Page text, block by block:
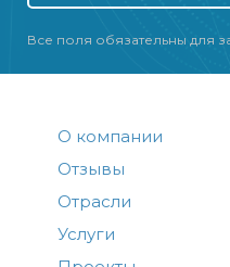
Все поля обязательны для
О компании
Отзывы
Отрасли
Услуги